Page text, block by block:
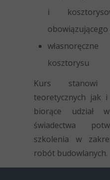
Kurs stanowi
teoretycznych jak i
biorące udział
świadectwa
szkolenia w
robót budowlanych.
i
kosztorysu